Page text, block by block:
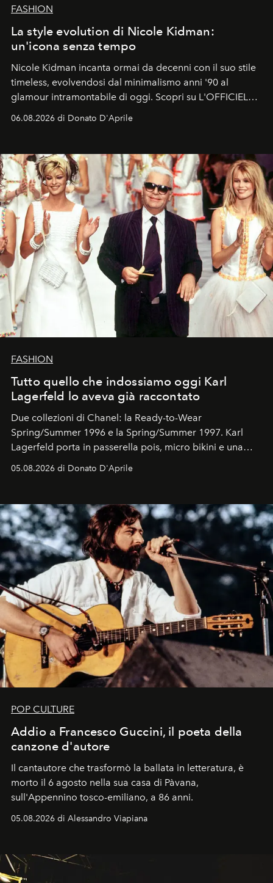
FASHION
La style evolution di Nicole Kidman:
un'icona senza tempo
Nicole Kidman incanta ormai da decenni con il suo stile
timeless, evolvendosi dal minimalismo anni '90 al
glamour intramontabile di oggi. Scopri su L'OFFICIEL
06.08.2026 di Donato D'Aprile
FASHION
Tutto quello che indossiamo oggi Karl
Lagerfeld lo aveva già raccontato
Due collezioni di Chanel: la Ready-to-Wear
Spring/Summer 1996 e la Spring/Summer 1997. Karl
Lagerfeld porta in passerella pois, micro bikini e una
Kate, Claudia e Carla una dietro l'altra. Trent'anni dopo,
uno dei documenti più contemporanei che abbiamo.
05.08.2026 di Donato D'Aprile
POP CULTURE
Addio a Francesco Guccini, il poeta della
canzone d'autore
Il cantautore che trasformò la ballata in letteratura, è
morto il 6 agosto nella sua casa di Pàvana,
sull'Appennino tosco-emiliano, a 86 anni.
05.08.2026 di Alessandro Viapiana